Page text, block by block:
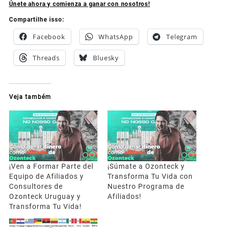
Únete ahora y comienza a ganar con nosotros!
Compartilhe isso:
Facebook WhatsApp Telegram
Threads Bluesky
Veja também
¡Ven a Formar Parte del
Equipo de Afiliados y
Consultores de
Ozonteck Uruguay y
Transforma Tu Vida!
¡Súmate a Ozonteck y
Transforma Tu Vida con
Nuestro Programa de
Afiliados!